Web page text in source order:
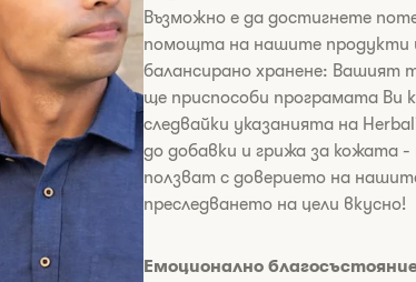
Възможно е да достигнете
помощта на нашите продукти
балансирано хранене: Вашият
ще приспособи програмата Ви
следвайки указанията на
до добавки и грижа за кожата
ползват с доверието на
преследването на цели вкусно!
Емоционално